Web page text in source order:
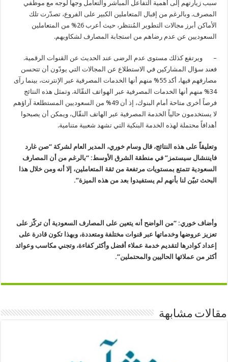
سبب زيارتهم إلى أهمية التفاعل المباشر والتعامل وجهاً لوجه مع موظفي
المصرف. وبالرغم من إقبال المتعاملين الكبير على الفروع، تصدّرت تلك
الأماكن أبرز مجالات التطوير المُنتظر، حيث أعرب 26% من المتعاملين
السعوديين عن عدم رضاهم من استجابة المصارف لشكاويهم.
– ويرتفع كذلك مستوى عدم الرضى عند الحديث عن القنوات الرقمية.
فعند سؤال المشاركين في الاستطلاع عن المجالات التي يودّون أن تتحسن
مصارفهم فيها، أكد 55% منهم أنها الخدمات المصرفية عبر الإنترنت، بينما رآى
34% منهم أنها الخدمات المصرفية عبر الهواتف النقّالة. وتمثل هذه النتائج
فرصاً أخرى متاحة أمام البنوك، إذ أن 49% من السعوديين المستطلعة آراؤهم
لا يستخدمون حالياً الخدمة المصرفية عبر الهاتف النقّال، ويمكن أن يصبحوا
أهدافاً محتملة لهذه الخدمة البنكية التي تشهد شعبية متنامية.
وتعليقاً على هذه النتائج، قال وسام خوري، المدير العام لشركة “صن غارد
فايننشال سيستمز” في منطقة الشرق الأوسط: “بالرغم من أن المصارف
السعودية تتمتع بمستويات مرتفعة من ثقة المتعاملين، إلا أنه ومن خلال هذا
البحث تبيّن لنا بأنهم لم يستفيدوا بعد من هذه الميزة”.
وأضاف خوري: “من الواضح أنه يتعين على المصارف السعودية أن تركّز على
تعزيز عروضها وخدماتها عبر قنوات مختلفة ومتعددة، وبهذا تكون قادرة على
إعداد كوادرها لتقديم خدمة عملاء أفضل وأكثر كفاءة، وتجني مكاسب وعوائد
أكثر من عملائها الحاليين والمحتملين”.
مقالات مشابهة